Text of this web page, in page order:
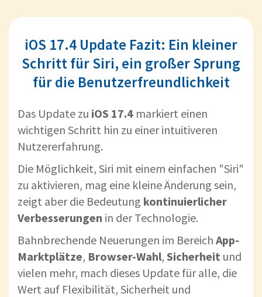
iOS 17.4 Update Fazit: Ein kleiner
Schritt für Siri, ein großer Sprung
für die Benutzerfreundlichkeit
Das Update zu iOS 17.4 markiert einen
wichtigen Schritt hin zu einer intuitiveren
Nutzererfahrung.
Die Möglichkeit, Siri mit einem einfachen "Siri"
zu aktivieren, mag eine kleine Änderung sein,
zeigt aber die Bedeutung kontinuierlicher
Verbesserungen in der Technologie.
Bahnbrechende Neuerungen im Bereich App-
Marktplätze, Browser-Wahl, Sicherheit und
vielen mehr, mach dieses Update für alle, die
Wert auf Flexibilität, Sicherheit und